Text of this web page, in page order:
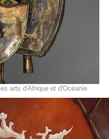
arts d'Afrique et d'Océanie